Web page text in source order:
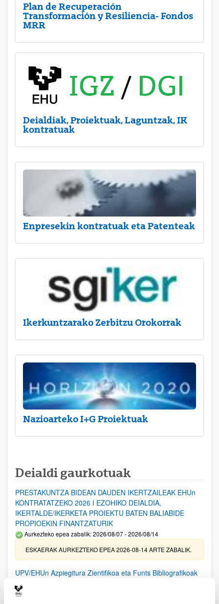
Plan de Recuperación
Transformación y Resiliencia- Fondos
MRR
Deialdiak, Proiektuak, Laguntzak, IK
kontratuak
Enpresekin kontratuak eta Patenteak
Ikerkuntzarako Zerbitzu Orokorrak
Nazioarteko I+G Proiektuak
Deialdi gaurkotuak
PRESTAKUNTZA BIDEAN DAUDEN IKERTZAILEAK EHUn
KONTRATATZEKO 2026 I EZOHIKO DEIALDIA,
IKERTALDE/IKERKETA PROIEKTU BATEN BALIABIDE
PROPIOEKIN FINANTZATURIK
Aurkezteko epea zabalik: 2026/08/07 - 2026/08/14
ESKAERAK AURKEZTEKO EPEA 2026-08-14 ARTE ZABALIK.
UPV/EHUn Azpiegitura Zientifikoa eta Funts Bibliografikoak